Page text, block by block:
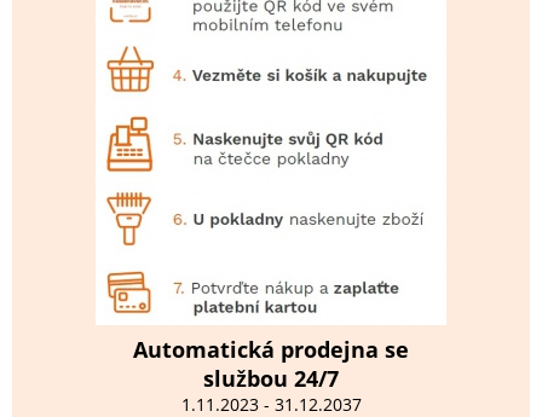
Automatická prodejna se
službou 24/7
1.11.2023 - 31.12.2037